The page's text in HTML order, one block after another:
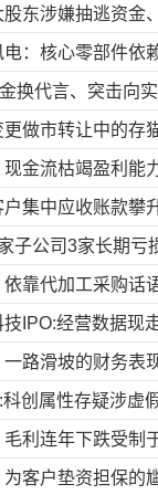
露信息股权高度
东涉嫌抽逃资金
“空手套白狼”暴露
电：核心零部件依
立分拆上市前路几
换代言、突击向
能“欢乐”IPO？
做市转让中的存
用地及尴尬的临时
金流枯竭盈利能
不动
集中应收账款攀
跷离职或与行贿
子公司3家长期亏
士直接到国企副
靠代加工采购话
不下大客户涉嫌
技IPO:经营数据现
家族化企业能行
路滑坡的财务表
撑起上市梦想？
创属性存疑涉虚
逾期账款对大客户
利连年下跌受制
警示盈利能力
客户垫资担保的